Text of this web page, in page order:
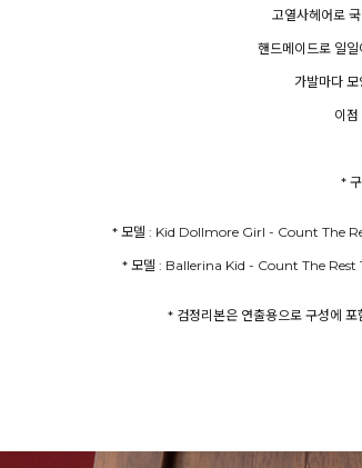
고열사헤어로
핸드메이드로 일
가발마다
이
*
* 모델 : Ballerina Kid - Count The Rest
* 검정리본은 연출용으로 구성에